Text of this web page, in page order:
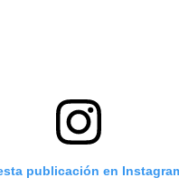
publicación en